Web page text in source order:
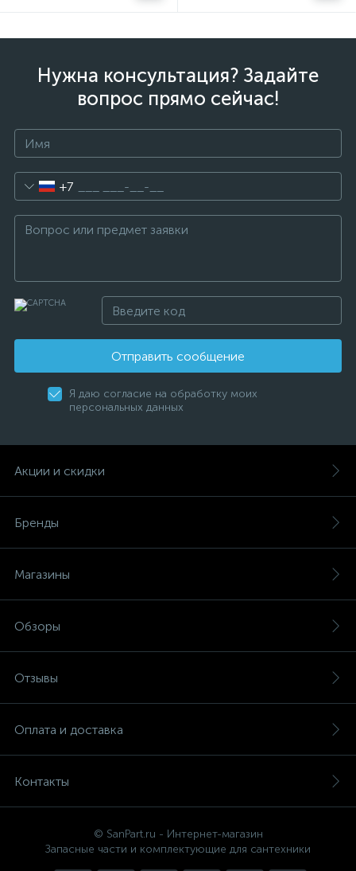
Нужна консультация? Задайте
вопрос прямо сейчас!
+7
Отправить сообщение
Я даю согласие на обработку моих
персональных данных
Акции и скидки
Бренды
Магазины
Обзоры
Отзывы
Оплата и доставка
Контакты
© SanPart.ru - Интернет-магазин
Запасные части и комплектующие для сантехники